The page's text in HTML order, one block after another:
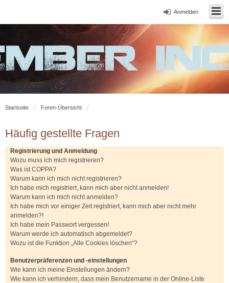
Anmelden
Startseite Foren-Übersicht
Häufig gestellte Fragen
Registrierung und Anmeldung
Wozu muss ich mich registrieren?
Was ist COPPA?
Warum kann ich mich nicht registrieren?
Ich habe mich registriert, kann mich aber nicht anmelden!
Warum kann ich mich nicht anmelden?
Ich habe mich vor einiger Zeit registriert, kann mich aber nicht mehr
anmelden?!
Ich habe mein Passwort vergessen!
Warum werde ich automatisch abgemeldet?
Wozu ist die Funktion „Alle Cookies löschen“?
Benutzerpräferenzen und -einstellungen
Wie kann ich meine Einstellungen ändern?
Wie kann ich verhindern, dass mein Benutzername in der Online-Liste